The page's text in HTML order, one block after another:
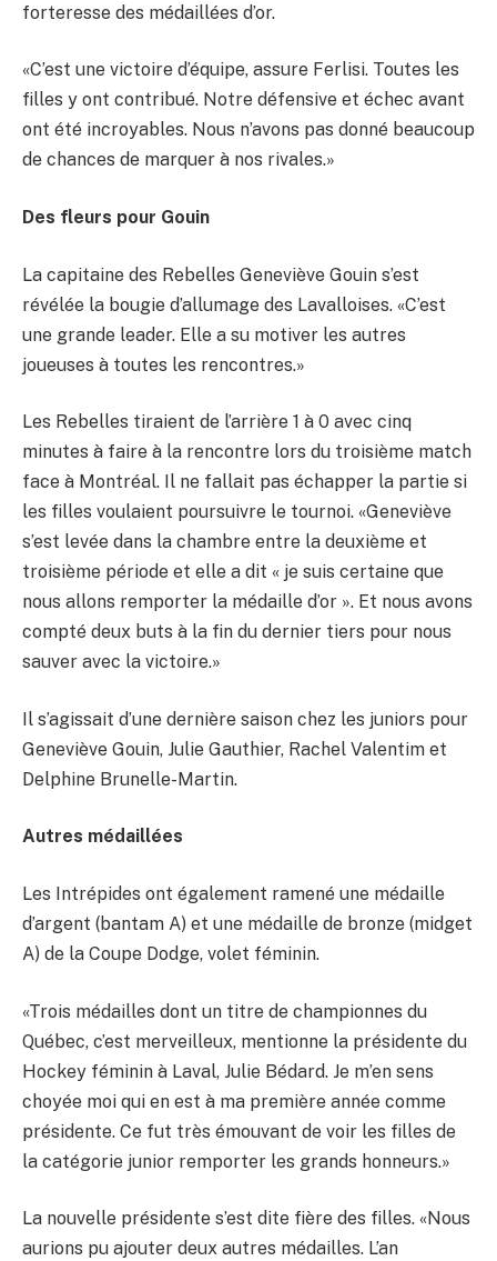
forteresse des médaillées d’or.
«C’est une victoire d’équipe, assure Ferlisi. Toutes les
filles y ont contribué. Notre défensive et échec avant
ont été incroyables. Nous n’avons pas donné beaucoup
de chances de marquer à nos rivales.»
Des fleurs pour Gouin
La capitaine des Rebelles Geneviève Gouin s’est
révélée la bougie d’allumage des Lavalloises. «C’est
une grande leader. Elle a su motiver les autres
joueuses à toutes les rencontres.»
Les Rebelles tiraient de l’arrière 1 à 0 avec cinq
minutes à faire à la rencontre lors du troisième match
face à Montréal. Il ne fallait pas échapper la partie si
les filles voulaient poursuivre le tournoi. «Geneviève
s’est levée dans la chambre entre la deuxième et
troisième période et elle a dit « je suis certaine que
nous allons remporter la médaille d’or ». Et nous avons
compté deux buts à la fin du dernier tiers pour nous
sauver avec la victoire.»
Il s’agissait d’une dernière saison chez les juniors pour
Geneviève Gouin, Julie Gauthier, Rachel Valentim et
Delphine Brunelle-Martin.
Autres médaillées
Les Intrépides ont également ramené une médaille
d’argent (bantam A) et une médaille de bronze (midget
A) de la Coupe Dodge, volet féminin.
«Trois médailles dont un titre de championnes du
Québec, c’est merveilleux, mentionne la présidente du
Hockey féminin à Laval, Julie Bédard. Je m’en sens
choyée moi qui en est à ma première année comme
présidente. Ce fut très émouvant de voir les filles de
la catégorie junior remporter les grands honneurs.»
La nouvelle présidente s’est dite fière des filles. «Nous
aurions pu ajouter deux autres médailles. L’an